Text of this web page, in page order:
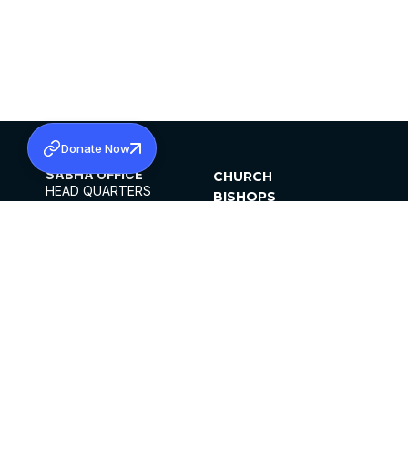
SABHA OFFICE
HEAD QUARTERS
CHURCH
BISHOPS
Donate Now